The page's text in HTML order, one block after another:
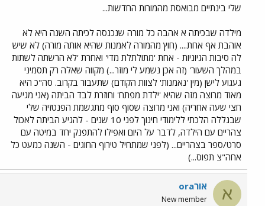
שלי בינתיים מבואסת מהמורות החדשות...
מילדה שבכיתה א אהבה כל מורה שנכנסה לכיתה השנה היא לא
אוהבת אף אחת.... (חוץ מהמורה לאמנות שהיא אותה מורה) לא שיש
לה סיבות הגיוניות - אחת 'מתולתלת מדי' ואחרת 'לא הרשתה לשתות
במהלך השעור' (זה אכן נשמע לי מוזר...) מקווה שאלה רק תסמיני
געגוע לישן (מין 'נאמנות' לצוות הקודם) שתעבור בקרוב. סה"כ היא
מאוד מרוצה מזה שהיא 'ילדת מפתח' וחוזרת לבד הביתה (אני מגיעה
חצי שעה אחריה) ואני מרוצה שסוף סוף מתגשמת הפנטזיה שלי
שבגללה הלכתי ללימודי חינוך לפני 10 שנים - להגיע הביתה לאכול
צהריים עם הילדה, לדבר על היום ואפילו להתפנק יחד במיטה עם
סרט/ספר בצהריים... (לפני שמתחיל טירוף החוגים - השנה כמעט כל
אחה"צ תפוס...)
א אורora
New member